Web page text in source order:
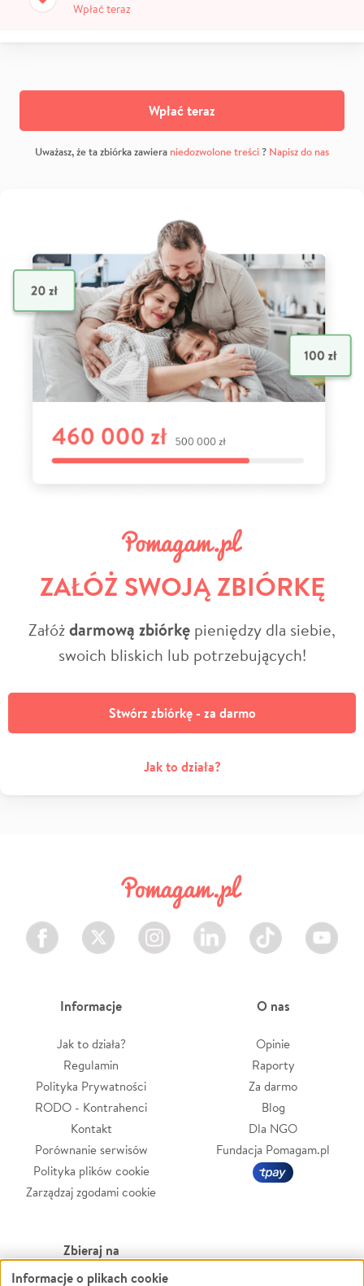
Wpłać teraz
Wpłać teraz
Uważasz, że ta zbiórka zawiera niedozwolone treści? Napisz do nas
ZAŁÓŻ SWOJĄ ZBIÓRKĘ
Załóżdarmową zbiórkę pieniędzy dla siebie,
swoich bliskich lub potrzebujących!
Stwórz zbiórkę - za darmo
Jak to działa?
Facebook Twitter Instagram LinkedIn TikTok Youtube
Informacje
Jak to działa?
Regulamin
Polityka Prywatności
RODO - Kontrahenci
Kontakt
Porównanie serwisów
Polityka plików cookie
Zarządzaj zgodami cookie
O nas
Opinie
Raporty
Za darmo
Blog
Dla NGO
Fundacja Pomagam.pl
Zbieraj na
Informacje o plikach cookie